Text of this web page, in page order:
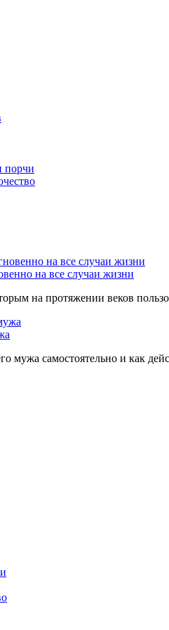
порчи
на все случаи жизни
на протяжении веков
мужа самостоятельно и как